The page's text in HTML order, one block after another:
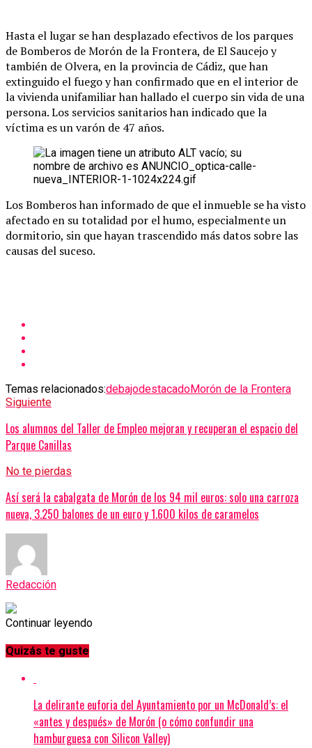
Hasta el lugar se han desplazado efectivos de los parques
de Bomberos de Morón de la Frontera, de El Saucejo y
también de Olvera, en la provincia de Cádiz, que han
extinguido el fuego y han confirmado que en el interior de
la vivienda unifamiliar han hallado el cuerpo sin vida de una
persona. Los servicios sanitarios han indicado que la
víctima es un varón de 47 años.
Los Bomberos han informado de que el inmueble se ha visto
afectado en su totalidad por el humo, especialmente un
dormitorio, sin que hayan trascendido más datos sobre las
causas del suceso.
Temas relacionados:debajodestacadoMorón de la Frontera
Siguiente
Los alumnos del Taller de Empleo mejoran y recuperan el espacio del
Parque Canillas
No te pierdas
Así será la cabalgata de Morón de los 94 mil euros: solo una carroza
nueva, 3.250 balones de un euro y 1.600 kilos de caramelos
Redacción
Continuar leyendo
Quizás te guste
La delirante euforia del Ayuntamiento por un McDonald’s: el
«antes y después» de Morón (o cómo confundir una
hamburguesa con Silicon Valley)